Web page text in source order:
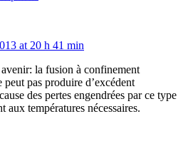
at 20 h 41 min
avenir: la fusion à confinement
peut pas produire d’excédent
des pertes engendrées par ce type
aux températures nécessaires.